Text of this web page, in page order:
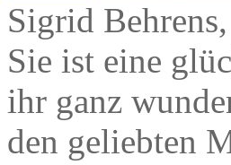
Sigrid
Sie ist eine
ihr ganz
den geliebten